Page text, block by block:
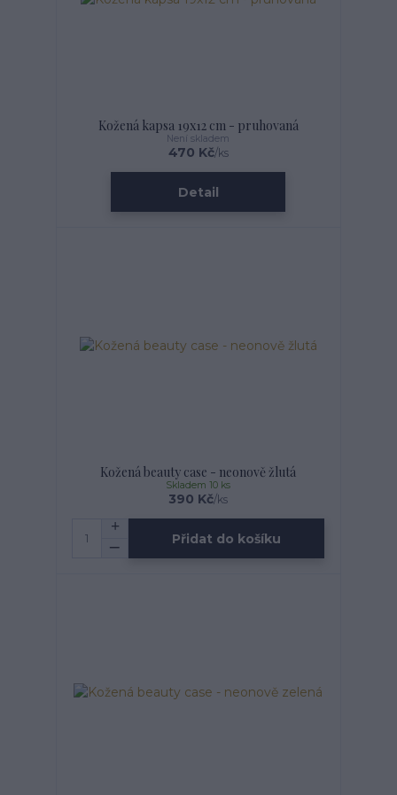
Kožená kapsa 19x12 cm - pruhovaná
470 Kč/ks
Není skladem
Detail
Kožená beauty case - neonově žlutá
390 Kč/ks
Skladem 10 ks
Přidat do košíku